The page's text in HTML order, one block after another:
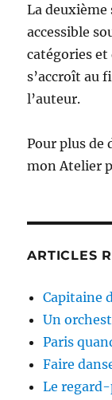
La deuxième
accessible
catégories
s’accroît au
l’auteur.
Pour plus de
mon Atelier
ARTICLES
Capitaine
Un
Paris
Faire
Le